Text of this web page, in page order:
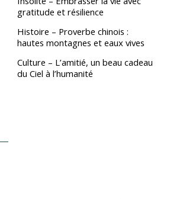
gratitude et résilience
Histoire – Proverbe chinois :
hautes montagnes et eaux vives
Culture – L’amitié, un beau cadeau
du Ciel à l’humanité